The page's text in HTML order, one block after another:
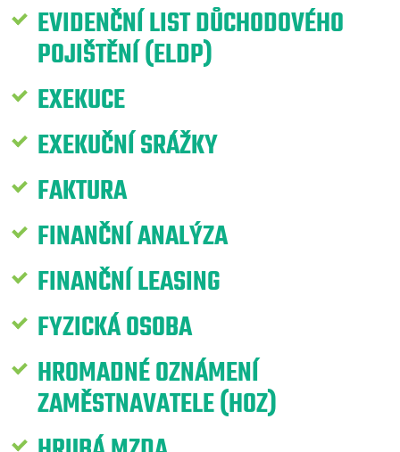
EVIDENČNÍ LIST DŮCHODOVÉHO
POJIŠTĚNÍ (ELDP)
EXEKUCE
EXEKUČNÍ SRÁŽKY
FAKTURA
FINANČNÍ ANALÝZA
FINANČNÍ LEASING
FYZICKÁ OSOBA
HROMADNÉ OZNÁMENÍ
ZAMĚSTNAVATELE (HOZ)